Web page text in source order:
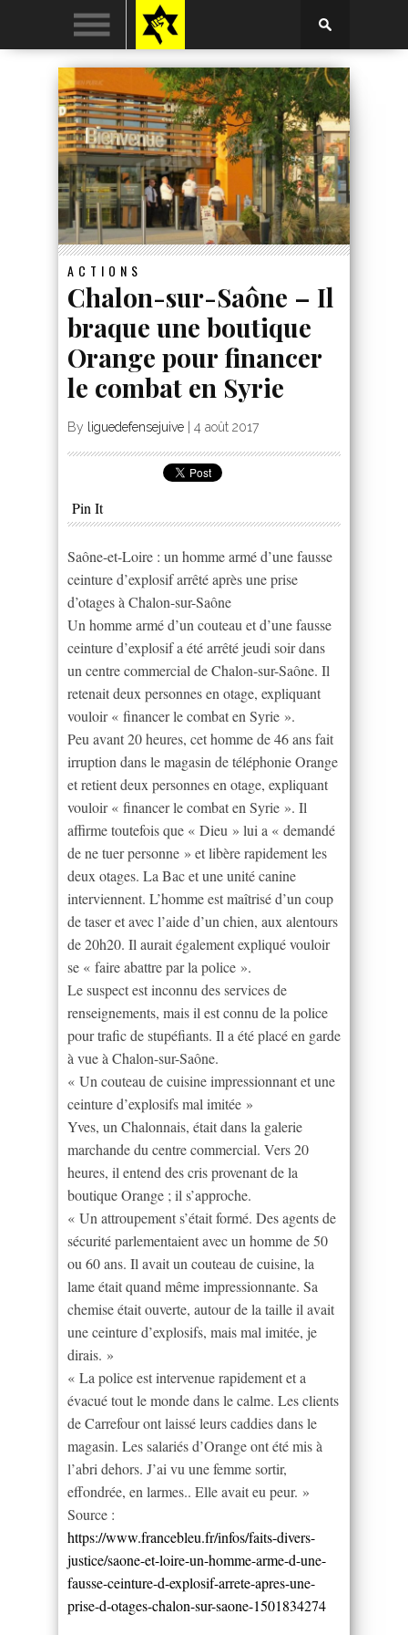
ACTIONS
Chalon-sur-Saône – Il
braque une boutique
Orange pour financer
le combat en Syrie
By liguedefensejuive 4 août 2017
Pin It
Saône-et-Loire : un homme armé d’une fausse
ceinture d’explosif arrêté après une prise
d’otages à Chalon-sur-Saône
Un homme armé d’un couteau et d’une fausse
ceinture d’explosif a été arrêté jeudi soir dans
un centre commercial de Chalon-sur-Saône. Il
retenait deux personnes en otage, expliquant
vouloir « financer le combat en Syrie ».
Peu avant 20 heures, cet homme de 46 ans fait
irruption dans le magasin de téléphonie Orange
et retient deux personnes en otage, expliquant
vouloir « financer le combat en Syrie ». Il
affirme toutefois que « Dieu » lui a « demandé
de ne tuer personne » et libère rapidement les
deux otages. La Bac et une unité canine
interviennent. L’homme est maîtrisé d’un coup
de taser et avec l’aide d’un chien, aux alentours
de 20h20. Il aurait également expliqué vouloir
se « faire abattre par la police ».
Le suspect est inconnu des services de
renseignements, mais il est connu de la police
pour trafic de stupéfiants. Il a été placé en garde
à vue à Chalon-sur-Saône.
« Un couteau de cuisine impressionnant et une
ceinture d’explosifs mal imitée »
Yves, un Chalonnais, était dans la galerie
marchande du centre commercial. Vers 20
heures, il entend des cris provenant de la
boutique Orange ; il s’approche.
« Un attroupement s’était formé. Des agents de
sécurité parlementaient avec un homme de 50
ou 60 ans. Il avait un couteau de cuisine, la
lame était quand même impressionnante. Sa
chemise était ouverte, autour de la taille il avait
une ceinture d’explosifs, mais mal imitée, je
dirais. »
« La police est intervenue rapidement et a
évacué tout le monde dans le calme. Les clients
de Carrefour ont laissé leurs caddies dans le
magasin. Les salariés d’Orange ont été mis à
l’abri dehors. J’ai vu une femme sortir,
effondrée, en larmes.. Elle avait eu peur. »
Source :
https://www.francebleu.fr/infos/faits-divers-
justice/saone-et-loire-un-homme-arme-d-une-
fausse-ceinture-d-explosif-arrete-apres-une-
prise-d-otages-chalon-sur-saone-1501834274